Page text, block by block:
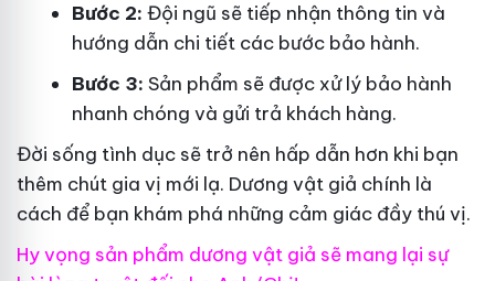
Bước 2: Đội ngũ sẽ tiếp nhận thông tin và
hướng dẫn chi tiết các bước bảo hành.
Bước 3: Sản phẩm sẽ được xử lý bảo hành
nhanh chóng và gửi trả khách hàng.
Đời sống tình dục sẽ trở nên hấp dẫn hơn khi bạn
thêm chút gia vị mới lạ. Dương vật giả chính là
cách để bạn khám phá những cảm giác đầy thú vị.
Hy vọng sản phẩm dương vật giả sẽ mang lại sự